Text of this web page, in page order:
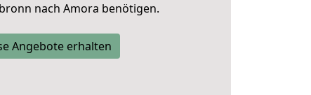
nach Amora benötigen.
Angebote erhalten